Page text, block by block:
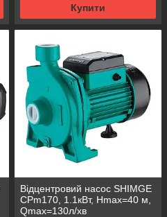
Купити
Відцентровий насос SHIMGE
CPm170, 1.1кВт, Нmax=40 м,
Qmax=130л/хв